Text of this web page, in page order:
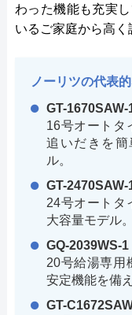
わった機能も充実
いるご家庭から高く
ノーリツの代表
GT-
16号オートタ
追いだきを
ル。
GT-
24号オートタ
大容量モデル。
GQ-2039WS-1
20号給湯専用
安定機能を備
GT-